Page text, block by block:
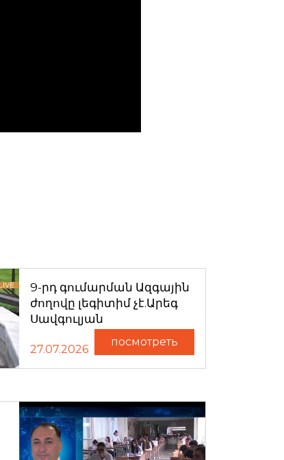
9-րդ գումարման Ազգային
ժողովը լեգիտիմ չէ.Արեգ
Սավգուլյան
27.07.2026
посмотреть